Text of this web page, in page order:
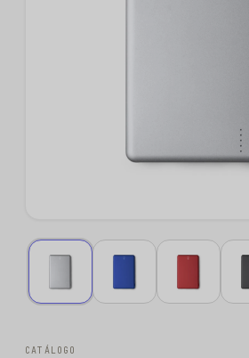
CATÁLOGO